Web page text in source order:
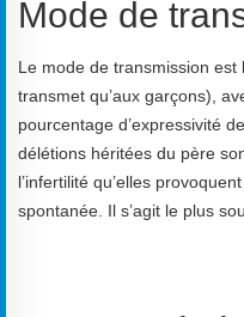
Mode de
Le mode de transmission
transmet qu’aux garçons),
pourcentage d’expressivité
délétions héritées du père
l’infertilité qu’elles
spontanée. Il s’agit le plus